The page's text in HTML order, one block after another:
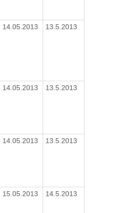
14.05.2013 13.5.2013
14.05.2013 13.5.2013
14.05.2013 13.5.2013
15.05.2013 14.5.2013